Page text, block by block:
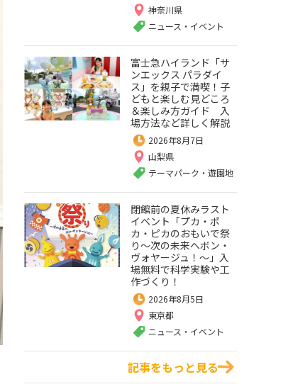
神奈川県
ニュース・イベント
富士急ハイランド「サ
ンエックス パラダイ
ス」を親子で満喫！子
どもと楽しむ見どころ
＆楽しみ方ガイド 入
場方法など詳しく解説
2026年8月7日
山梨県
テーマパーク・遊園地
閉館前の夏休みラスト
イベント「プカ・ポ
カ・ピカのおもいで祭
り～次の未来へボン・
ヴォヤージュ！～」入
場無料で科学実験や工
作づくり！
2026年8月5日
東京都
ニュース・イベント
記事をもっと見る